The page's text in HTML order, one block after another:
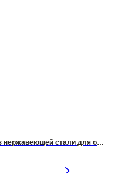
Низкая MOQ Сковороды из нержавеющей стали для оптовиков